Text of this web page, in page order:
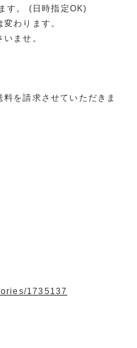
す。 (日時指定OK)
わります。
ませ。
を請求させていただきま
1735137